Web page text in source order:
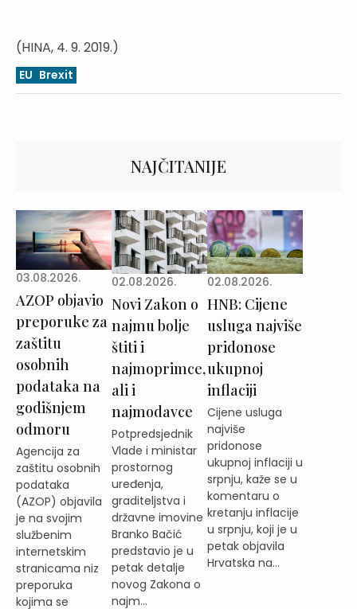
(HINA, 4. 9. 2019.)
EU Brexit
NAJČITANIJE
03.08.2026.
AZOP objavio
preporuke za
zaštitu
osobnih
podataka na
godišnjem
odmoru
Agencija za
zaštitu osobnih
podataka
(AZOP) objavila
je na svojim
službenim
internetskim
stranicama niz
preporuka
kojima se
02.08.2026.
Novi Zakon o
najmu bolje
štiti i
najmoprimce,
ali i
najmodavce
Potpredsjednik
Vlade i ministar
prostornog
uređenja,
graditeljstva i
državne imovine
Branko Bačić
predstavio je u
petak detalje
novog Zakona o
najm...
02.08.2026.
HNB: Cijene
usluga najviše
pridonose
ukupnoj
inflaciji
Cijene usluga
najviše
pridonose
ukupnoj inflaciji u
srpnju, kaže se u
komentaru o
kretanju inflacije
u srpnju, koji je u
petak objavila
Hrvatska na...